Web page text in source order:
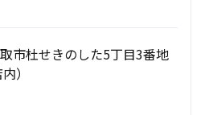
市杜せきのした5丁目3番地
）